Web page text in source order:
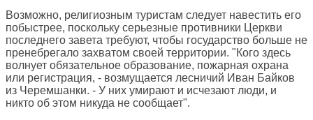
Возможно, религиозным туристам следует навестить его
побыстрее, поскольку серьезные противники Церкви
последнего завета требуют, чтобы государство больше не
пренебрегало захватом своей территории. "Кого здесь
волнует обязательное образование, пожарная охрана
или регистрация, - возмущается лесничий Иван Байков
из Черемшанки. - У них умирают и исчезают люди, и
никто об этом никуда не сообщает".